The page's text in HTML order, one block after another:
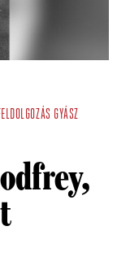
GYÁSZ